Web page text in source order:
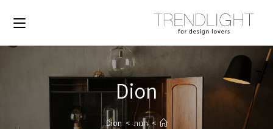
Dion
> חנות >
Dion